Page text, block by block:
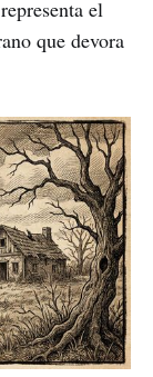
el
que devora